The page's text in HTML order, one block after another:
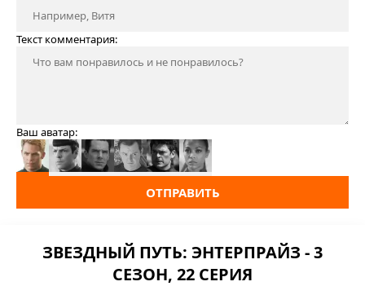
Текст комментария:
Ваш аватар:
ОТПРАВИТЬ
ЗВЕЗДНЫЙ ПУТЬ: ЭНТЕРПРАЙЗ - 3
СЕЗОН, 22 СЕРИЯ